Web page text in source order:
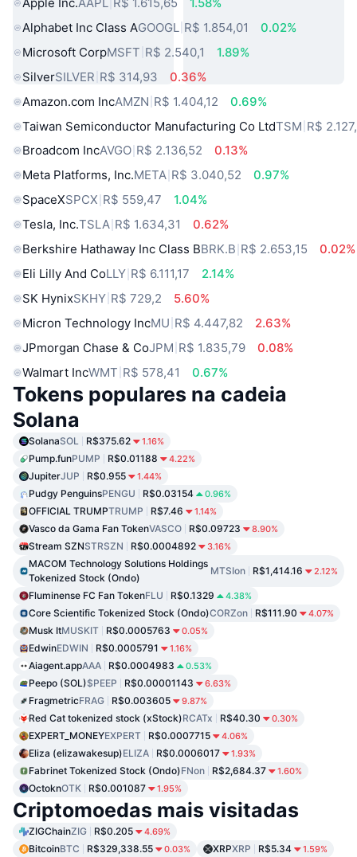
Alphabet Inc Class AGOOGL R$ 1.854,01
0.02%
Microsoft CorpMSFT R$ 2.540,1
1.89%
SilverSILVER R$ 314,93
0.36%
Amazon.com IncAMZN R$ 1.404,12
0.69%
Taiwan Semiconductor Manufacturing Co LtdTSM R$
Broadcom IncAVGO R$ 2.136,52
0.13%
Meta Platforms, Inc.META R$ 3.040,52
0.97%
SpaceXSPCX R$ 559,47
1.04%
Tesla, Inc.TSLA R$ 1.634,31
0.62%
Berkshire Hathaway Inc Class BBRK.B R$ 2.653,15
0.02%
Eli Lilly And CoLLY R$ 6.111,17
2.14%
SK HynixSKHY R$ 729,2
5.60%
Micron Technology IncMU R$ 4.447,82
2.63%
JPmorgan Chase & CoJPM R$ 1.835,79
0.08%
Walmart IncWMT R$ 578,41 0.67%
Tokens populares na cadeia
Solana
SolanaSOL R$375.62 1.16%
Pump.funPUMP R$0.01188 4.22%
JupiterJUP R$0.955 1.44%
Pudgy PenguinsPENGU R$0.03154 0.96%
OFFICIAL TRUMPTRUMP R$7.46 1.14%
Vasco da Gama Fan TokenVASCO R$0.09723 8.90%
Stream SZNSTRSZN R$0.0004892 3.16%
MACOM Technology Solutions Holdings
Tokenized Stock (Ondo)
MTSIon R$1,414.16 2.12%
Fluminense FC Fan TokenFLU R$0.1329 4.38%
Core Scientific Tokenized Stock (Ondo)CORZon R$111.90 4.07%
Musk ItMUSKIT R$0.0005763 0.05%
EdwinEDWIN R$0.0005791 1.16%
Aiagent.appAAA R$0.0004983 0.53%
Peepo (SOL)$PEEP R$0.00001143 6.63%
FragmetricFRAG R$0.003605 9.87%
Red Cat tokenized stock (xStock)RCATx R$40.30 0.30%
EXPERT_MONEYEXPERT R$0.0007715 4.06%
Eliza (elizawakesup)ELIZA R$0.0006017 1.93%
Fabrinet Tokenized Stock (Ondo)FNon R$2,684.37 1.60%
OctoknOTK R$0.001087 1.95%
Criptomoedas mais visitadas
ZIGChainZIG R$0.205 4.69%
BitcoinBTC R$329,338.55 0.03% XRPXRP R$5.34 1.59%